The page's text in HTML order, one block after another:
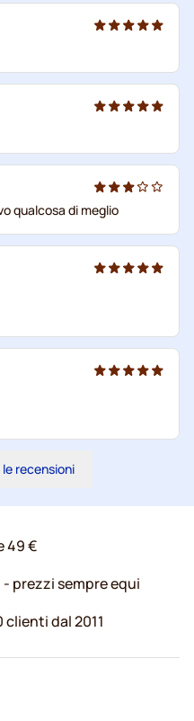
qualcosa di meglio
recensioni
49 €
prezzi sempre equi
dal 2011